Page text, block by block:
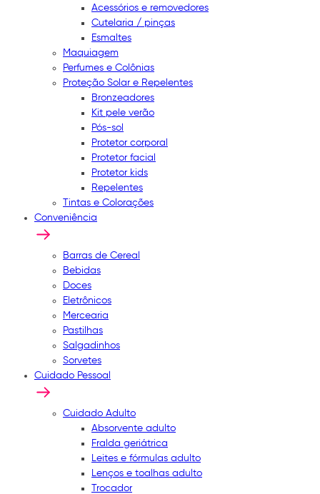
Acessórios e removedores
Cutelaria / pinças
Esmaltes
Maquiagem
Perfumes e Colônias
Proteção Solar e Repelentes
Bronzeadores
Kit pele verão
Pós-sol
Protetor corporal
Protetor facial
Protetor kids
Repelentes
Tintas e Colorações
Conveniência
Barras de Cereal
Bebidas
Doces
Eletrônicos
Mercearia
Pastilhas
Salgadinhos
Sorvetes
Cuidado Pessoal
Cuidado Adulto
Absorvente adulto
Fralda geriátrica
Leites e fórmulas adulto
Lenços e toalhas adulto
Trocador